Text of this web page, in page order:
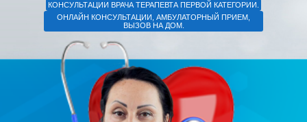
КОНСУЛЬТАЦИИ ВРАЧА ТЕРАПЕВТА ПЕРВОЙ КАТЕГОРИИ.
ОНЛАЙН КОНСУЛЬТАЦИИ, АМБУЛАТОРНЫЙ ПРИЕМ,
ВЫЗОВ НА ДОМ.